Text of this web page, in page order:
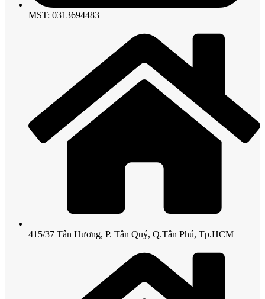
MST: 0313694483
415/37 Tân Hương, P. Tân Quý, Q.Tân Phú, Tp.HCM